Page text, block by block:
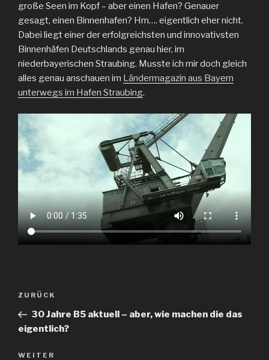
große Seen im Kopf – aber einen Hafen? Genauer
gesagt, einen Binnenhafen? Hm…. eigentlich eher nicht.
Dabei liegt einer der erfolgreichsten und innovativsten
Binnenhäfen Deutschlands genau hier, im
niederbayerischen Straubing. Musste ich mir doch gleich
alles genau anschauen im Ländermagazin aus Bayern
unterwegs im Hafen Straubing.
Beitragsnavigation
Vorheriger
Beitrag
ZURÜCK
30 Jahre B5 aktuell – aber, wie machen die das
eigentlich?
Nächster
WEITER